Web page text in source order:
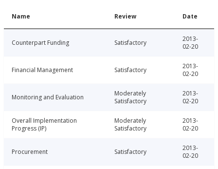
Name Review Date
Counterpart Funding Satisfactory
2013-
02-20
Financial Management Satisfactory
2013-
02-20
Monitoring and Evaluation
Moderately
Satisfactory
2013-
02-20
Overall Implementation
Progress (IP)
Moderately
Satisfactory
2013-
02-20
Procurement Satisfactory
2013-
02-20